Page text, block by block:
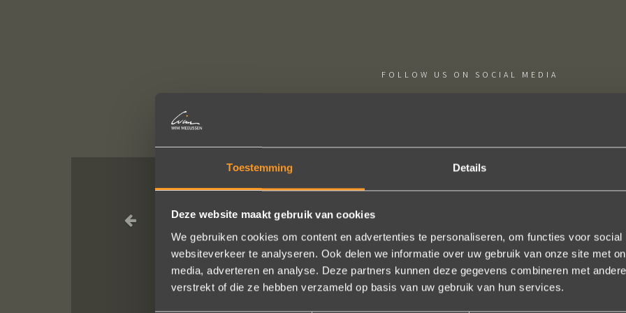
Toestemming Details
Deze website maakt gebruik van cookies
We gebruiken cookies om content en advertenties te personaliseren, om functies voor
websiteverkeer te analyseren. Ook delen we informatie over uw gebruik van onze site met
media, adverteren en analyse. Deze partners kunnen deze gegevens combineren met
verstrekt of die ze hebben verzameld op basis van uw gebruik van hun services.
FOLLOW US ON SOCIAL MEDIA
service, punctueel in het uitvoeren van de bestelling, permanent contact per email
van van de ringen (we wonen in het buitenland). Alles tip top en dat mag hoog en
worden.
Brigitte Antoine Guiet